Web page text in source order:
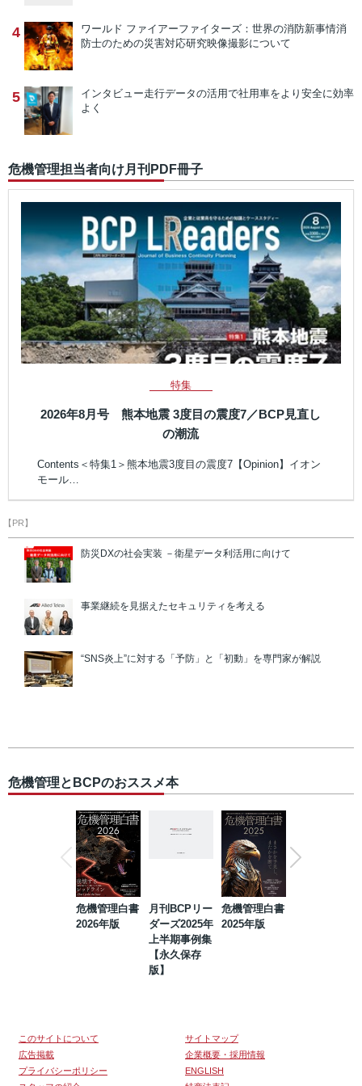
4 ワールド ファイアーファイターズ：世界の消防新事情消
防士のための災害対応研究映像撮影について
5 インタビュー走行データの活用で社用車をより安全に効率
よく
危機管理担当者向け月刊PDF冊子
特集
2026年8月号 熊本地震 3度目の震度7／BCP見直し
の潮流
Contents＜特集1＞熊本地震3度目の震度7【Opinion】イオン
モール…
【PR】
防災DXの社会実装 －衛星データ利活用に向けて
事業継続を見据えたセキュリティを考える
“SNS炎上”に対する「予防」と「初動」を専門家が解説
危機管理とBCPのおススメ本
危機管理白書
2026年版
月刊BCPリー
ダーズ2025年
上半期事例集
【永久保存
版】
危機管理白書
2025年版
このサイトについて
サイトマップ
広告掲載
企業概要・採用情報
プライバシーポリシー
ENGLISH